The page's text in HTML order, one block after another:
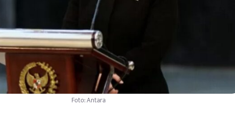
Foto: Antara